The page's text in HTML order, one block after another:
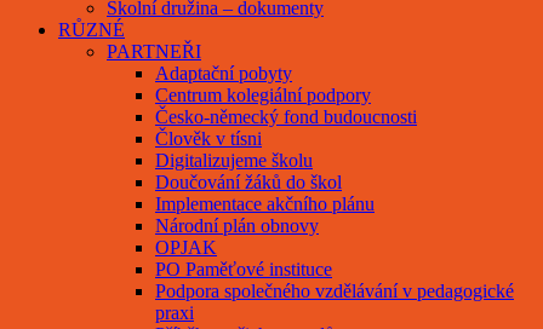
Školní družina – dokumenty
RŮZNÉ
PARTNEŘI
Adaptační pobyty
Centrum kolegiální podpory
Česko-německý fond budoucnosti
Člověk v tísni
Digitalizujeme školu
Doučování žáků do škol
Implementace akčního plánu
Národní plán obnovy
OPJAK
PO Paměťové instituce
Podpora společného vzdělávání v pedagogické
praxi